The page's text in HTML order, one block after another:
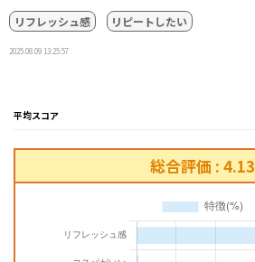
リフレッシュ感
リピートしたい
2025.08.09 13:25:57
平均スコア
総合評価 : 4.13